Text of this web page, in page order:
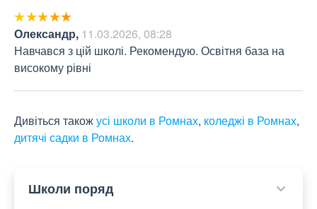
Олександр, 11.03.2026, 08:28
Навчався з цій школі. Рекомендую. Освітня база на
високому рівні
Дивіться такожусі школи в Ромнах, коледжі в Ромнах,
дитячі садки в Ромнах.
Школи поряд